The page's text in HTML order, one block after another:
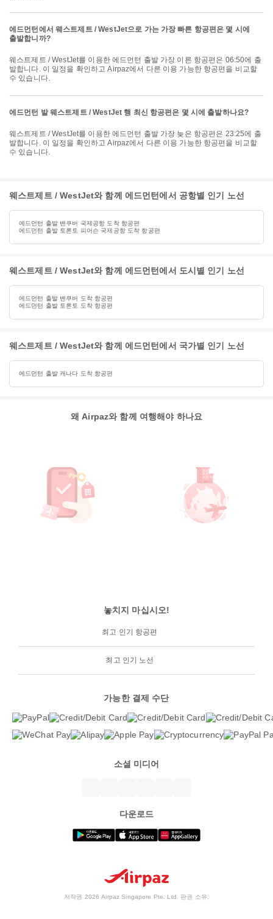
에드먼턴에서 웨스트제트 / WestJet으로 가는 가장 빠른 항공편은 몇 시에
출발합니까?
웨스트제트 / WestJet를 이용한 에드먼턴 출발 가장 이른 항공편은 06:50에 출
발합니다. 이 일정을 확인하고 Airpaz에서 다른 이용 가능한 항공편을 비교할
수 있습니다.
에드먼턴 발 웨스트제트 / WestJet 행 최신 항공편은 몇 시에 출발하나요?
웨스트제트 / WestJet를 이용한 에드먼턴 출발 가장 늦은 항공편은 23:25에 출
발합니다. 이 일정을 확인하고 Airpaz에서 다른 이용 가능한 항공편을 비교할
수 있습니다.
웨스트제트 / WestJet와 함께 에드먼턴에서 공항별 인기 노선
에드먼턴 출발 밴쿠버 국제공항 도착 항공편
에드먼턴 출발 토론토 피어슨 국제공항 도착 항공편
웨스트제트 / WestJet와 함께 에드먼턴에서 도시별 인기 노선
에드먼턴 출발 밴쿠버 도착 항공편
에드먼턴 출발 토론토 도착 항공편
웨스트제트 / WestJet와 함께 에드먼턴에서 국가별 인기 노선
에드먼턴 출발 캐나다 도착 항공편
왜 Airpaz와 함께 여행해야 하나요
놓치지 마십시오!
최고 인기 항공편
최고 인기 노선
가능한 결제 수단
소셜 미디어
다운로드
저작권 2026 Airpaz Singapore Pte. Ltd. 판권 소유.